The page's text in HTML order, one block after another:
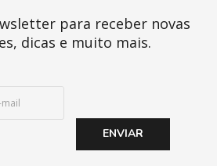
para receber novas
dicas e muito mais.
ENVIAR